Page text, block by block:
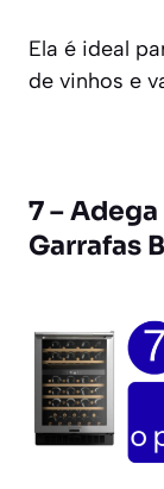
Ela é ideal
de vinhos e
7 –
Garrafas